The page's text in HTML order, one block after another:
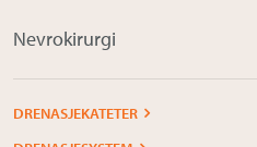
Nevrokirurgi
DRENASJEKATETER